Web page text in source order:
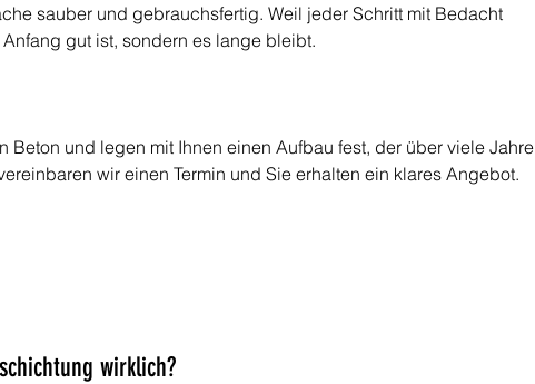
sauber und gebrauchsfertig. Weil jeder Schritt mit Bedacht
gut ist, sondern es lange bleibt.
Beton und legen mit Ihnen einen Aufbau fest, der über viele Jahre
wir einen Termin und Sie erhalten ein klares Angebot.
wirklich?